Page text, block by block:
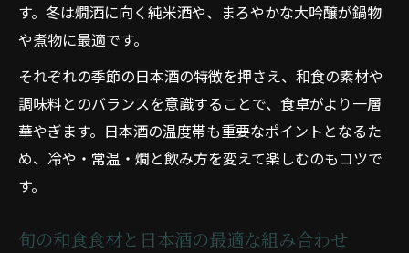
す。冬は燗酒に向く純米酒や、まろやかな大吟醸が鍋物
や煮物に最適です。
それぞれの季節の日本酒の特徴を押さえ、和食の素材や
調味料とのバランスを意識することで、食卓がより一層
華やぎます。日本酒の温度帯も重要なポイントとなるた
め、冷や・常温・燗と飲み方を変えて楽しむのもコツで
す。
旬の和食食材と日本酒の最適な組み合わせ